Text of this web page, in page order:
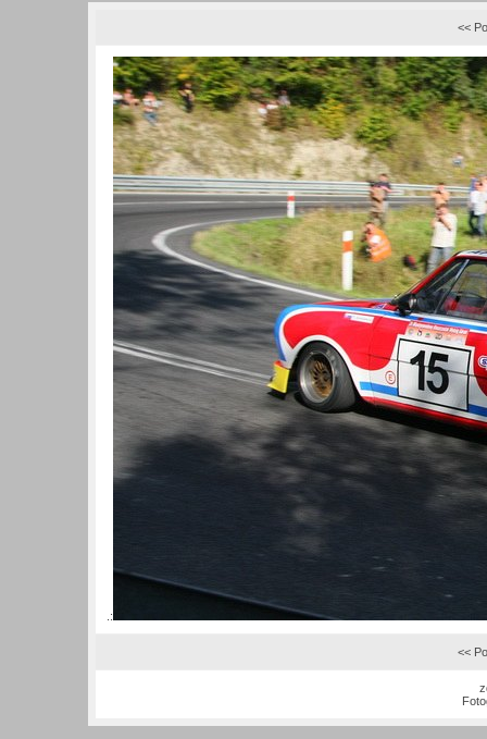
<<
.:
<<